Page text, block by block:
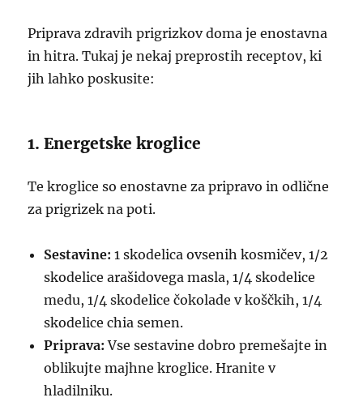
Priprava zdravih prigrizkov doma je enostavna
in hitra. Tukaj je nekaj preprostih receptov, ki
jih lahko poskusite:
1. Energetske kroglice
Te kroglice so enostavne za pripravo in odlične
za prigrizek na poti.
Sestavine: 1 skodelica ovsenih kosmičev, 1/2
skodelice arašidovega masla, 1/4 skodelice
medu, 1/4 skodelice čokolade v koščkih, 1/4
skodelice chia semen.
Priprava: Vse sestavine dobro premešajte in
oblikujte majhne kroglice. Hranite v
hladilniku.